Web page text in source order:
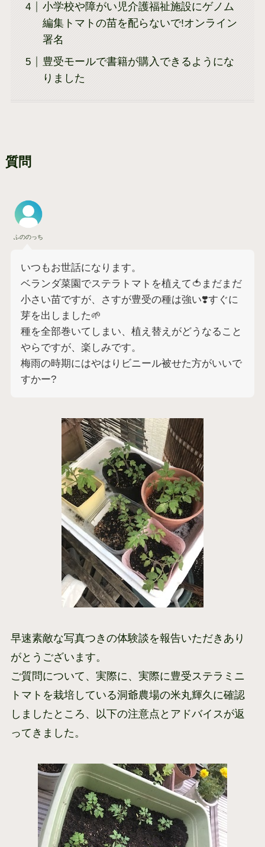
小学校や障がい児介護福祉施設にゲノム
編集トマトの苗を配らないで!オンライン
署名
豊受モールで書籍が購入できるようにな
りました
質問
ふののっち
いつもお世話になります。
ベランダ菜園でステラトマトを植えて🍅まだまだ
小さい苗ですが、さすが豊受の種は強い❣️すぐに
芽を出しました🌱
種を全部巻いてしまい、植え替えがどうなること
やらですが、楽しみです。
梅雨の時期にはやはりビニール被せた方がいいで
すかー?
早速素敵な写真つきの体験談を報告いただきあり
がとうございます。
ご質問について、実際に、実際に豊受ステラミニ
トマトを栽培している洞爺農場の米丸輝久に確認
しましたところ、以下の注意点とアドバイスが返
ってきました。